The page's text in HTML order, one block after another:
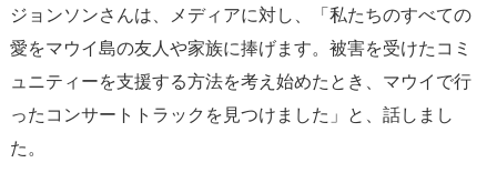
ジョンソンさんは、メディアに対し、「私たちのすべての
愛をマウイ島の友人や家族に捧げます。被害を受けたコミ
ュニティーを支援する方法を考え始めたとき、マウイで行
ったコンサートトラックを見つけました」と、話しまし
た。